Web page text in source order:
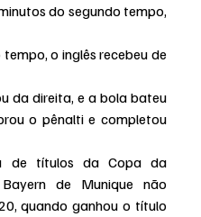
do segundo tempo,
o inglês recebeu de
da direita, e a bola bateu
o pênalti e completou
de títulos da Copa da
de Munique não
quando ganhou o título